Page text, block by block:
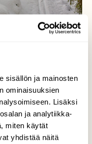
sisällön ja mainosten
ominaisuuksien
Lisäksi
ja analytiikka-
miten käytät
yhdistää näitä
ihailla paljon